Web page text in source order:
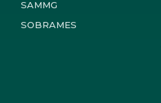
SAMMG
SOBRAMES